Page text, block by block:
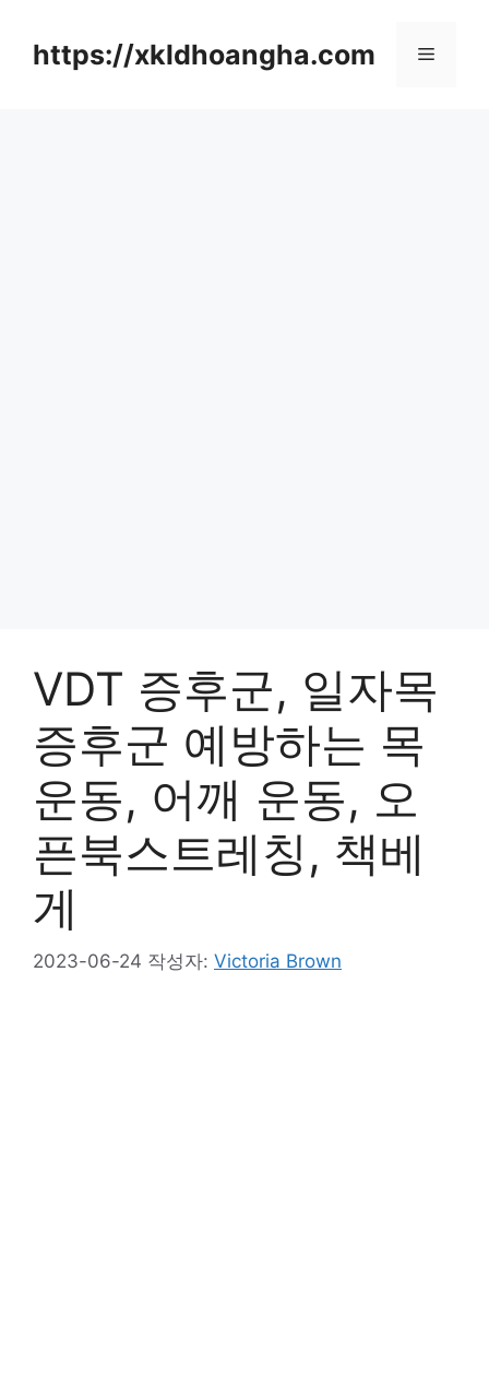
https://xkldhoangha.com 메
VDT 증후군, 일자목
증후군 예방하는 목
운동, 어깨 운동, 오
픈북스트레칭, 책베
게
2023-06-24 작성자: Victoria Brown